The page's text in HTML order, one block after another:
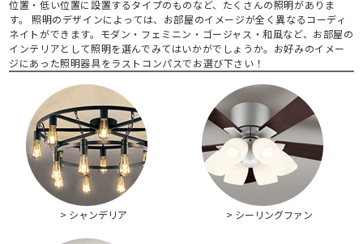
位置・低い位置に設置するタイプのものなど、たくさんの照明がありま
す。 照明のデザインによっては、お部屋のイメージが全く異なるコーディ
ネイトができます。モダン・フェミニン・ゴージャス・和風など、お部屋の
インテリアとして照明を選んでみてはいかがでしょうか。お好みのイメー
ジにあった照明器具をラストコンパスでお選び下さい！
> シャンデリア > シーリングファン